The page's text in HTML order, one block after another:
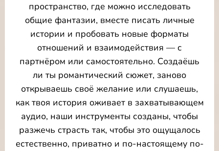
пространство, где можно исследовать
общие фантазии, вместе писать личные
истории и пробовать новые форматы
отношений и взаимодействия — с
партнёром или самостоятельно. Создаёшь
ли ты романтический сюжет, заново
открываешь своё желание или слушаешь,
как твоя история оживает в захватывающем
аудио, наши инструменты созданы, чтобы
разжечь страсть так, чтобы это ощущалось
естественно, приватно и по-настоящему по-